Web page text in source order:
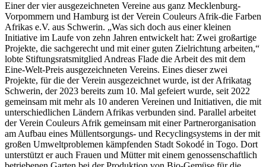
Einer der vier ausgezeichneten Vereine aus ganz Mecklenburg-
Vorpommern und Hamburg ist der Verein Couleurs Afrik-die Farben
Afrikas e.V. aus Schwerin. „Was sich doch aus einer kleinen
Initiative im Laufe von zehn Jahren entwickelt hat: Zwei großartige
Projekte, die sachgerecht und mit einer guten Zielrichtung arbeiten,“
lobte Stiftungsratsmitglied Andreas Flade die Arbeit des mit dem
Eine-Welt-Preis ausgezeichneten Vereins. Eines dieser zwei
Projekte, für die der Verein ausgezeichnet wurde, ist der Afrikatag
Schwerin, der 2023 bereits zum 10. Mal gefeiert wurde, seit 2022
gemeinsam mit mehr als 10 anderen Vereinen und Initiativen, die mit
unterschiedlichen Ländern Afrikas verbunden sind. Parallel arbeitet
der Verein Couleurs Afrik gemeinsam mit einer Partnerorganisation
am Aufbau eines Müllentsorgungs- und Recyclingsystems in der mit
großen Umweltproblemen kämpfenden Stadt Sokodé in Togo. Dort
unterstützt er auch Frauen und Mütter mit einem genossenschaftlich